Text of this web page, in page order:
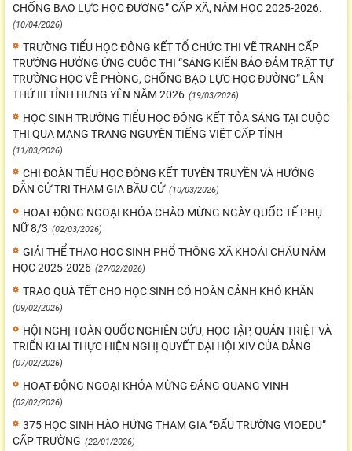
CHỐNG BẠO LỰC HỌC ĐƯỜNG” CẤP XÃ, NĂM HỌC 2025-2026.
(10/04/2026)
TRƯỜNG TIỂU HỌC ĐÔNG KẾT TỔ CHỨC THI VẼ TRANH CẤP
TRƯỜNG HƯỞNG ỨNG CUỘC THI “SÁNG KIẾN BẢO ĐẢM TRẬT TỰ
TRƯỜNG HỌC VỀ PHÒNG, CHỐNG BẠO LỰC HỌC ĐƯỜNG” LẦN
THỨ III TỈNH HƯNG YÊN NĂM 2026 (19/03/2026)
HỌC SINH TRƯỜNG TIỂU HỌC ĐÔNG KẾT TỎA SÁNG TẠI CUỘC
THI QUA MẠNG TRẠNG NGUYÊN TIẾNG VIỆT CẤP TỈNH
(11/03/2026)
CHI ĐOÀN TIỂU HỌC ĐÔNG KẾT TUYÊN TRUYỀN VÀ HƯỚNG
DẪN CỬ TRI THAM GIA BẦU CỬ (10/03/2026)
HOẠT ĐỘNG NGOẠI KHÓA CHÀO MỪNG NGÀY QUỐC TẾ PHỤ
NỮ 8/3 (02/03/2026)
GIẢI THỂ THAO HỌC SINH PHỔ THÔNG XÃ KHOÁI CHÂU NĂM
HỌC 2025-2026 (27/02/2026)
TRAO QUÀ TẾT CHO HỌC SINH CÓ HOÀN CẢNH KHÓ KHĂN
(09/02/2026)
HỘI NGHỊ TOÀN QUỐC NGHIÊN CỨU, HỌC TẬP, QUÁN TRIỆT VÀ
TRIỂN KHAI THỰC HIỆN NGHỊ QUYẾT ĐẠI HỘI XIV CỦA ĐẢNG
(07/02/2026)
HOẠT ĐỘNG NGOẠI KHÓA MỪNG ĐẢNG QUANG VINH
(02/02/2026)
375 HỌC SINH HÀO HỨNG THAM GIA “ĐẤU TRƯỜNG VIOEDU”
CẤP TRƯỜNG (22/01/2026)